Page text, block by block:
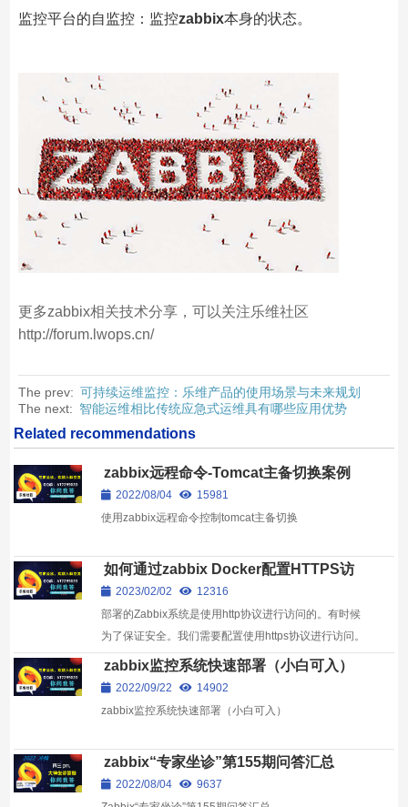
监控平台的自监控：监控zabbix本身的状态。
更多zabbix相关技术分享，可以关注乐维社区
http://forum.lwops.cn/
The prev: 可持续运维监控：乐维产品的使用场景与未来规划
The next: 智能运维相比传统应急式运维具有哪些应用优势
Related recommendations
zabbix远程命令-Tomcat主备切换案例
2022/08/04
15981
使用zabbix远程命令控制tomcat主备切换
如何通过zabbix Docker配置HTTPS访
问系统？
2023/02/02
12316
部署的Zabbix系统是使用http协议进行访问的。有时候
为了保证安全。我们需要配置使用https协议进行访问。
下面就讲述如何使用自签名的ssl证书配置https访问。
zabbix监控系统快速部署（小白可入）
2022/09/22
14902
zabbix监控系统快速部署（小白可入）
zabbix“专家坐诊”第155期问答汇总
2022/08/04
9637